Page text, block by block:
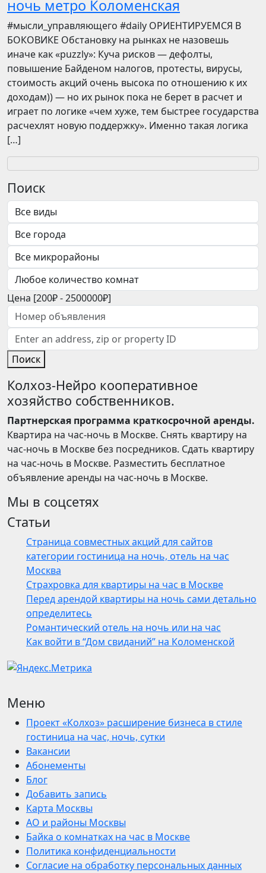
ночь метро Коломенская
​​#мысли_управляющего #daily ОРИЕНТИРУЕМСЯ В
БОКОВИКЕ Обстановку на рынках не назовешь
иначе как «puzzly»: Куча рисков — дефолты,
повышение Байденом налогов, протесты, вирусы,
стоимость акций очень высока по отношению к их
доходам)) — но их рынок пока не берет в расчет и
играет по логике «чем хуже, тем быстрее государства
расчехлят новую поддержку». Именно такая логика
[…]
Поиск
Цена [200₽-2500000₽]
Поиск
Колхоз-Нейро кооперативное
хозяйство собственников.
Партнерская программа краткосрочной аренды.
Квартира на час-ночь в Москве. Снять квартиру на
час-ночь в Москве без посредников. Сдать квартиру
на час-ночь в Москве. Разместить бесплатное
объявление аренды на час-ночь в Москве.
Мы в соцсетях
Статьи
Страница совместных акций для сайтов
категории гостиница на ночь, отель на час
Москва
Страхровка для квартиры на час в Москве
Перед арендой квартиры на ночь сами детально
определитесь
Романтический отель на ночь или на час
Как войти в “Дом свиданий” на Коломенской
Меню
Проект «Колхоз» расширение бизнеса в стиле
гостиница на час, ночь, сутки
Вакансии
Абонементы
Блог
Добавить запись
Карта Москвы
АО и районы Москвы
Байка о комнатках на час в Москве
Политика конфиденциальности
Согласие на обработку персональных данных